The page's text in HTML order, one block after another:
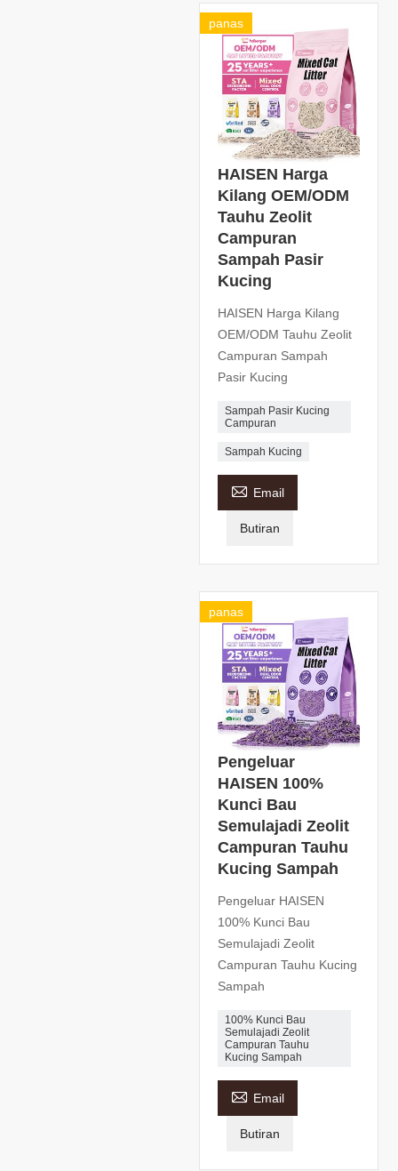
panas
HAISEN Harga
Kilang OEM/ODM
Tauhu Zeolit ​​
Campuran
Sampah Pasir
Kucing
HAISEN Harga Kilang
OEM/ODM Tauhu Zeolit ​​
Campuran Sampah
Pasir Kucing
Sampah Pasir Kucing
Campuran
Sampah Kucing
 Email
Butiran
panas
Pengeluar
HAISEN 100%
Kunci Bau
Semulajadi Zeolit ​​
Campuran Tauhu
Kucing Sampah
Pengeluar HAISEN
100% Kunci Bau
Semulajadi Zeolit ​​
Campuran Tauhu Kucing
Sampah
100% Kunci Bau
Semulajadi Zeolit ​​
Campuran Tauhu
Kucing Sampah
 Email
Butiran